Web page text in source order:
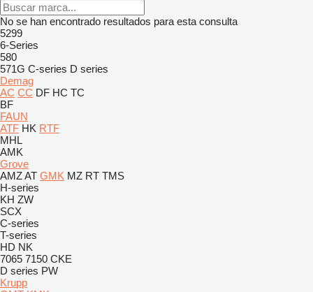
No se han encontrado resultados para esta consulta
5299
6-Series
580
571G C-series D series
Demag
AC CC DF HC TC
BF
FAUN
ATF HK RTF
MHL
AMK
Grove
AMZAT GMK MZ RT TMS
H-series
KH ZW
SCX
C-series
T-series
HD NK
7065 7150 CKE
D series PW
Krupp